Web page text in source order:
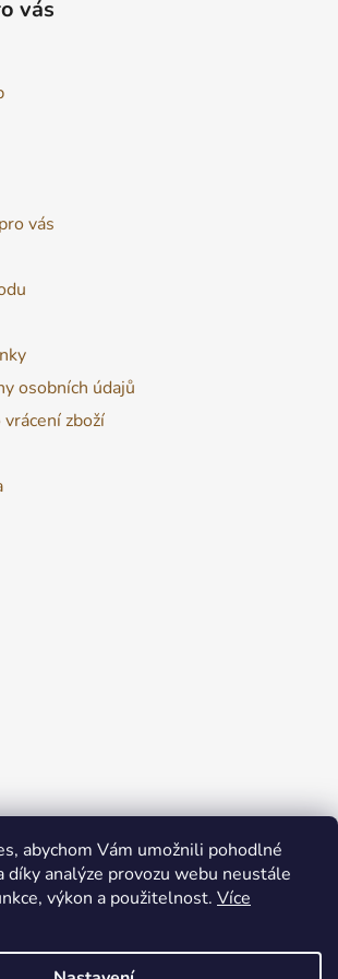
abychom Vám umožnili pohodlné
díky analýze provozu webu neustále
výkon a použitelnost. Více
vás
vás
osobních údajů
zboží